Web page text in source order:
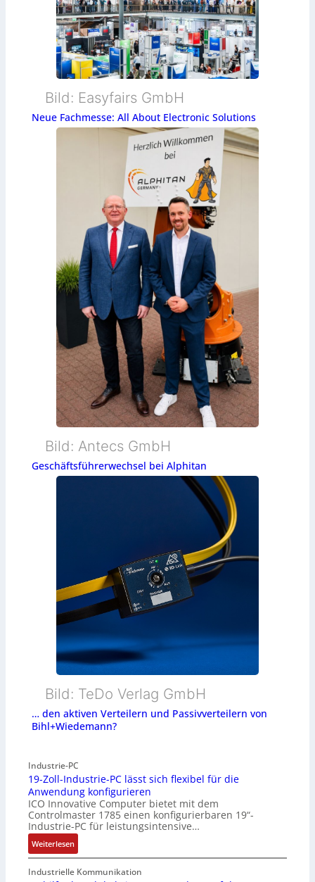
Bild: Easyfairs GmbH
Neue Fachmesse: All About Electronic Solutions
Bild: Antecs GmbH
Geschäftsführerwechsel bei Alphitan
Bild: TeDo Verlag GmbH
… den aktiven Verteilern und Passivverteilern von
Bihl+Wiedemann?
Industrie-PC
19-Zoll-Industrie-PC lässt sich flexibel für die
Anwendung konfigurieren
ICO Innovative Computer bietet mit dem
Controlmaster 1785 einen konfigurierbaren 19“-
Industrie-PC für leistungsintensive…
Weiterlesen:
1
9
Industrielle Kommunikation